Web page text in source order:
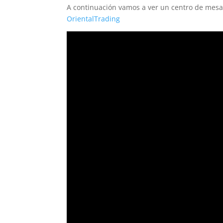
A continuación vamos a ver un centro de
OrientalTrading